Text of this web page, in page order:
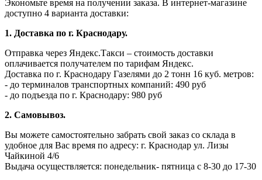
Экономьте время на получении заказа. В интернет-магазине
доступно 4 варианта доставки:
1. Доставка по г. Краснодару.
Отправка через Яндекс.Такси – стоимость доставки
оплачивается получателем по тарифам Яндекс.
Доставка по г. Краснодару Газелями до 2 тонн 16 куб. метров:
- до терминалов транспортных компаний: 490 руб
- до подъезда по г. Краснодару: 980 руб
2. Самовывоз.
Вы можете самостоятельно забрать свой заказ со склада в
удобное для Вас время по адресу: г. Краснодар ул. Лизы
Чайкиной 4/6
Выдача осуществляется: понедельник- пятница с 8-30 до 17-30